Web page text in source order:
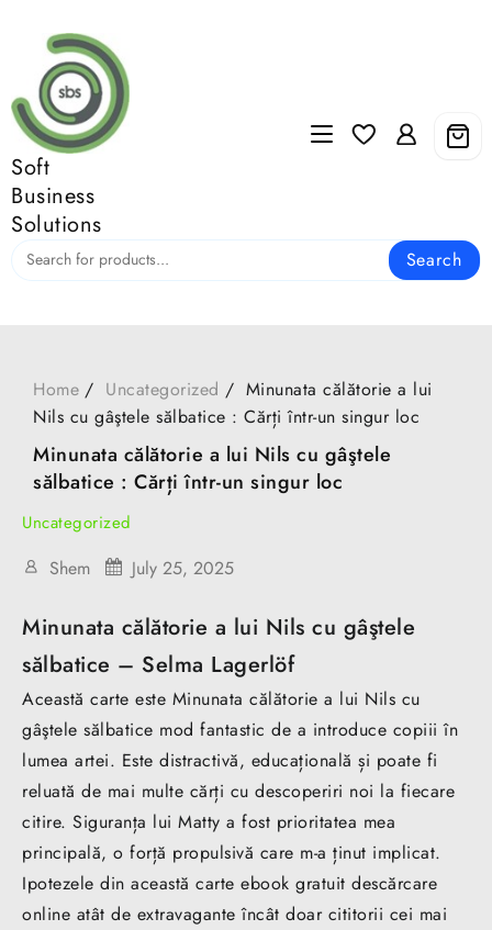
content
Soft
Business
Solutions
Search
Home Uncategorized
Minunata călătorie a lui
Nils cu gâştele sălbatice : Cărți într-un singur loc
Minunata călătorie a lui Nils cu gâştele
sălbatice : Cărți într-un singur loc
Uncategorized
Shem July 25, 2025
Minunata călătorie a lui Nils cu gâştele
sălbatice – Selma Lagerlöf
Această carte este Minunata călătorie a lui Nils cu
gâştele sălbatice mod fantastic de a introduce copiii în
lumea artei. Este distractivă, educațională și poate fi
reluată de mai multe cărți cu descoperiri noi la fiecare
citire. Siguranța lui Matty a fost prioritatea mea
principală, o forță propulsivă care m-a ținut implicat.
Ipotezele din această carte ebook gratuit descărcare
online atât de extravagante încât doar cititorii cei mai